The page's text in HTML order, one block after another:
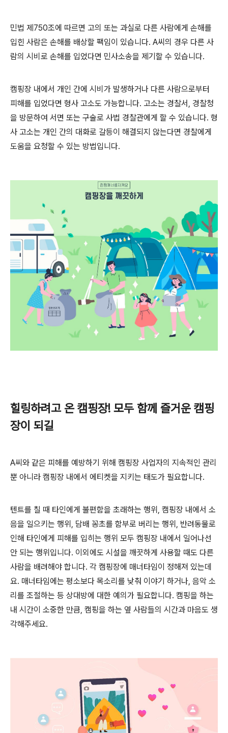
민법 제 750조에 따르면 고의 또는 과실로 다른 사람에게 손해를
입힌 사람은 손해를 배상할 팩임이 있습니다. A씨의 경우 다른 사
람의 시비로 손해를 입었다면 민사소송을 제기할 수 있습니다.
캠핑장 내에서 개인 간에 시비가 발생하거나 다른 사람으로부터
피해를 입었다면 형사 고소도 가능합니다. 고소는 경찰서, 경찰청
을 방문하여 서면 또는 구술로 사법 경찰관에게 할 수 있습니다. 형
사 고소는 개인 간의 대화로 갈등이 해결되지 않는다면 경찰에게
도움을 요청할 수 있는 방법입니다.
힐링하려고 온 캠핑장! 모두 함께 즐거운 캠핑
장이 되길
A씨와 같은 피해를 예방하기 위해 캠핑장 사업자의 지속적인 관리
뿐 아니라 캠핑장 내에서 에티켓을 지키는 태도가 필요합니다.
텐트를 칠 때 타인에게 불편함을 초래하는 행위 , 캠핑장 내에서 소
음을 일으키는 행위 , 담배 꽁초를 함부로 버리는 행위 , 반려동물로
인해 타인에게 피해를 입히는 행위 모두 캠핑장 내에서 일어나선
안 되는 행위입니다. 이외에도 시설을 깨끗하게 사용할 때도 다른
사람을 배려해야 합니다. 각 캠핑장에 매너타임이 정해져 있는데
요. 매너타임에는 평소보다 목소리를 낮춰 이야기 하거나, 음악 소
리를 조절하는 등 상대방에 대한 예의가 필요합니다. 캠핑을 하는
내 시간이 소중한 만큼, 캠핑을 하는 옆 사람들의 시간과 마음도 생
각해주세요.